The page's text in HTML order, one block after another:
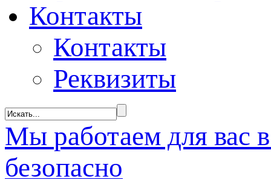
Контакты
Контакты
Реквизиты
Мы работаем для вас
безопасно